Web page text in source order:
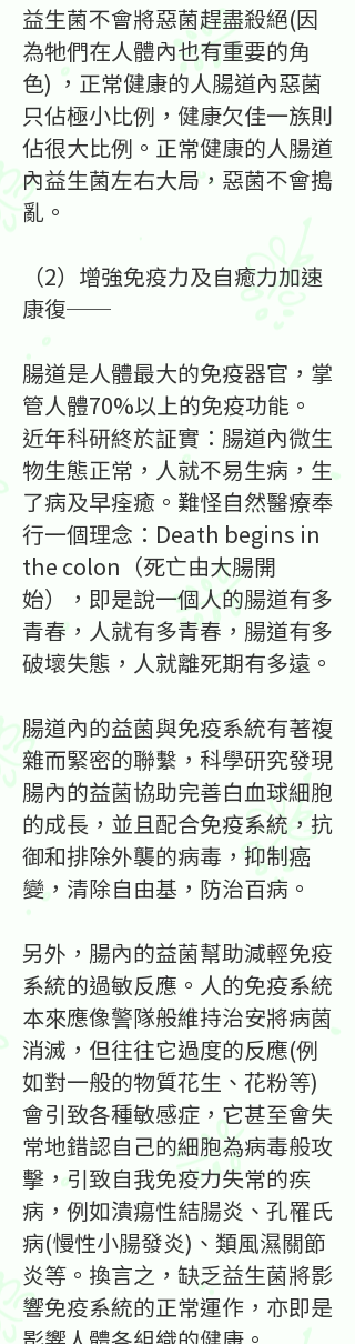
益生菌不會將惡菌趕盡殺絕(因
為牠們在人體內也有重要的角
色) ，正常健康的人腸道內惡菌
只佔極小比例，健康欠佳一族則
佔很大比例。正常健康的人腸道
內益生菌左右大局，惡菌不會搗
亂。
（2）增強免疫力及自癒力加速
康復──
腸道是人體最大的免疫器官，掌
管人體70%以上的免疫功能。
近年科研終於証實：腸道內微生
物生態正常，人就不易生病，生
了病及早痊癒。難怪自然醫療奉
行一個理念：Death begins in
the colon（死亡由大腸開
始），即是說一個人的腸道有多
青春，人就有多青春，腸道有多
破壞失態，人就離死期有多遠。
腸道內的益菌與免疫系統有著複
雜而緊密的聯繫，科學研究發現
腸內的益菌協助完善白血球細胞
的成長，並且配合免疫系統，抗
御和排除外襲的病毒，抑制癌
變，清除自由基，防治百病。
另外，腸內的益菌幫助減輕免疫
系統的過敏反應。人的免疫系統
本來應像警隊般維持治安將病菌
消滅，但往往它過度的反應(例
如對一般的物質花生、花粉等)
會引致各種敏感症，它甚至會失
常地錯認自己的細胞為病毒般攻
擊，引致自我免疫力失常的疾
病，例如潰瘍性結腸炎、孔罹氏
病(慢性小腸發炎)、類風濕關節
炎等。換言之，缺乏益生菌將影
響免疫系統的正常運作，亦即是